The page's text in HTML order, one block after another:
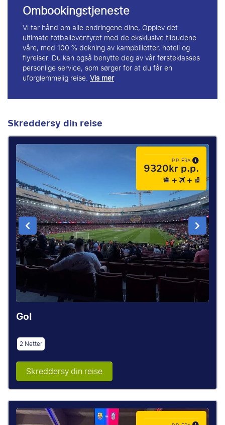
Ombookingstjeneste
Vi tar hånd om alle endringene dine, Opplev det
ultimate fotballeventyret med de eksklusive tilbudene
våre, med 100 % dekning av kampbilletter, hotell og
flyreiser. Du kan også benytte deg av vår førsteklasses
personlige service, som sørger for at du får en
uforglemmelig reise.Vis mer
Skreddersy din reise
P.P. FRA
9320kr p.p.
Gol
2 Netter
Skreddersy din reise